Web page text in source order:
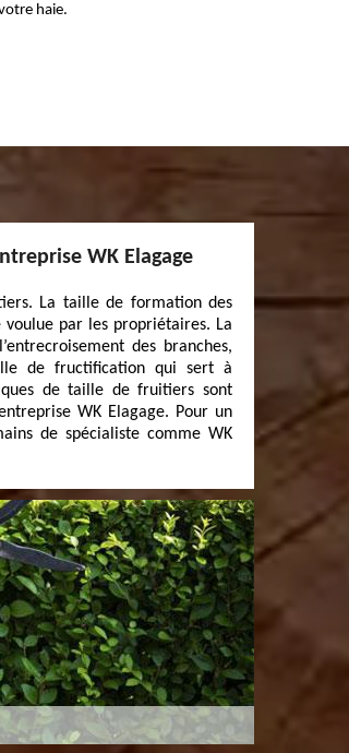
haie.
WK Elagage
La taille de formation des
par les propriétaires. La
des branches,
de fructification qui sert à
de taille de fruitiers sont
WK Elagage. Pour un
de spécialiste comme WK